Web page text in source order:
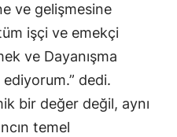
Hatay
Isparta
Mersin
İstanbul
ve gelişmesine
işçi ve emekçi
ve Dayanışma
dedi.
bir değer değil, aynı
temel